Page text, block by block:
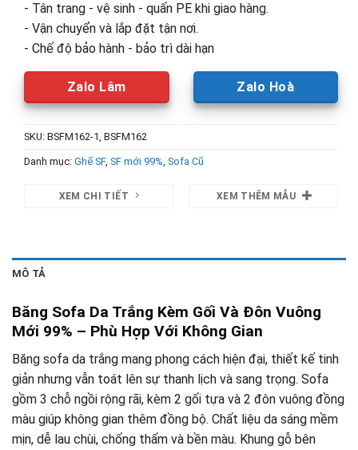
- Tân trang - vệ sinh - quấn PE khi giao hàng.
- Vận chuyển và lắp đặt tận nơi.
- Chế độ bảo hành - bảo trì dài hạn
Zalo Lâm Zalo Hoà
SKU: BSFM162-1, BSFM162
Danh mục: Ghế SF, SF mới 99%, Sofa Cũ
XEM CHI TIẾT XEM THÊM MẪU
MÔ TẢ
Băng Sofa Da Trắng Kèm Gối Và Đôn Vuông
Mới 99% – Phù Hợp Với Không Gian
Băng sofa da trắng mang phong cách hiện đại, thiết kế tinh
giản nhưng vẫn toát lên sự thanh lịch và sang trọng. Sofa
gồm 3 chỗ ngồi rộng rãi, kèm 2 gối tựa và 2 đôn vuông đồng
màu giúp không gian thêm đồng bộ. Chất liệu da sáng mềm
mịn, dễ lau chùi, chống thấm và bền màu. Khung gỗ bên